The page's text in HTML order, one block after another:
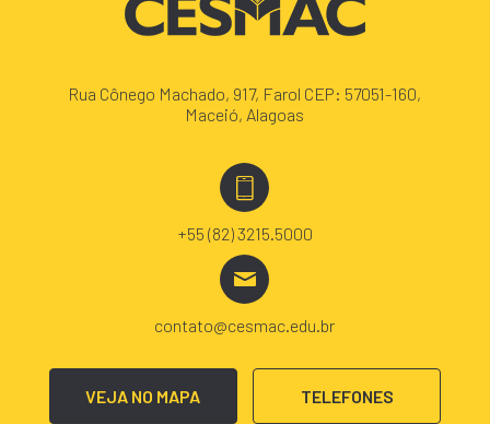
Rua Cônego Machado, 917, Farol CEP: 57051-160,
Maceió, Alagoas
+55 (82) 3215.5000
contato@cesmac.edu.br
VEJA NO MAPA TELEFONES